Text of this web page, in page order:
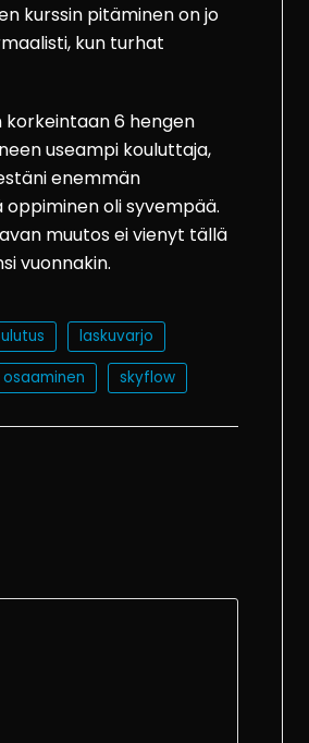
kurssin pitäminen on jo
kun turhat
korkeintaan 6 hengen
useampi kouluttaja,
enemmän
oppiminen oli syvempää.
muutos ei vienyt tällä
vuonnakin.
laskuvarjo
osaaminen skyflow